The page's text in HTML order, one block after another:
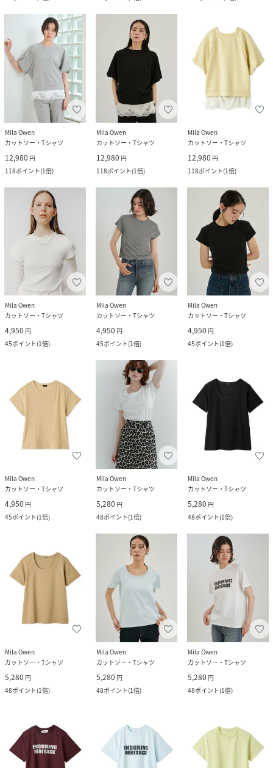
Mila Owen
カットソー・Tシャツ
12,980 円
118ポイント(1倍)
Mila Owen
カットソー・Tシャツ
12,980 円
118ポイント(1倍)
Mila Owen
カットソー・Tシャツ
12,980 円
118ポイント(1倍)
Mila Owen
カットソー・Tシャツ
4,950 円
45ポイント(1倍)
Mila Owen
カットソー・Tシャツ
4,950 円
45ポイント(1倍)
Mila Owen
カットソー・Tシャツ
4,950 円
45ポイント(1倍)
Mila Owen
カットソー・Tシャツ
4,950 円
45ポイント(1倍)
Mila Owen
カットソー・Tシャツ
5,280 円
48ポイント(1倍)
Mila Owen
カットソー・Tシャツ
5,280 円
48ポイント(1倍)
Mila Owen
カットソー・Tシャツ
5,280 円
48ポイント(1倍)
Mila Owen
カットソー・Tシャツ
5,280 円
48ポイント(1倍)
Mila Owen
カットソー・Tシャツ
5,280 円
48ポイント(1倍)